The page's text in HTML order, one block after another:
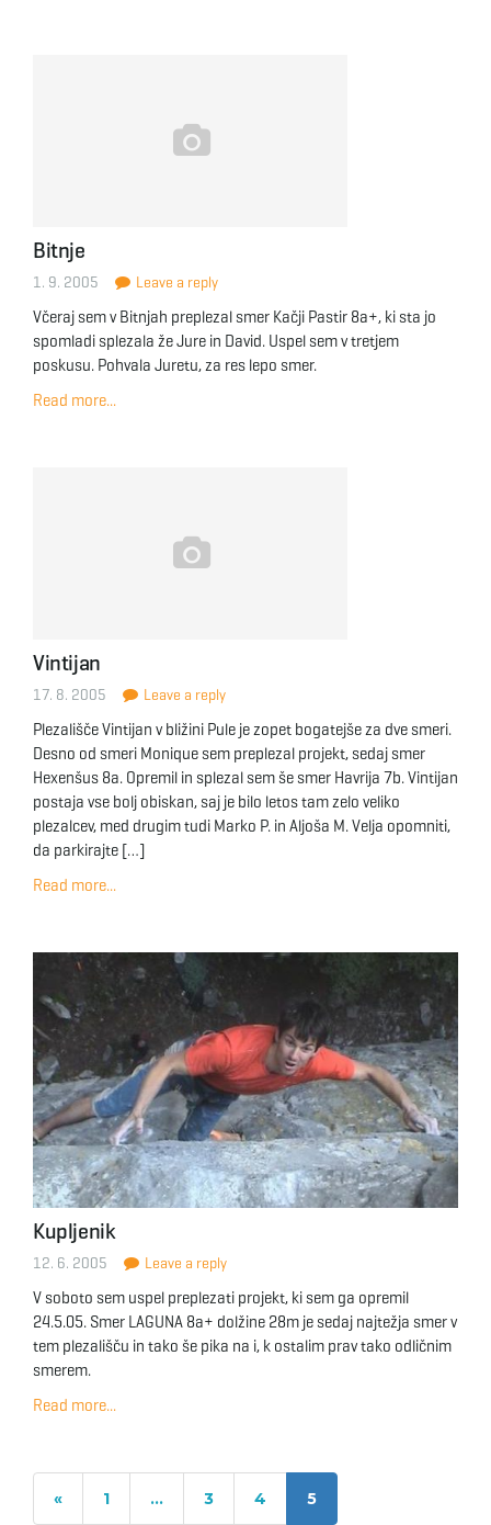
Bitnje
1. 9. 2005 Leave a reply
Včeraj sem v Bitnjah preplezal smer Kačji Pastir 8a+, ki sta jo
spomladi splezala že Jure in David. Uspel sem v tretjem
poskusu. Pohvala Juretu, za res lepo smer.
Read more...
Vintijan
17. 8. 2005 Leave a reply
Plezališče Vintijan v bližini Pule je zopet bogatejše za dve smeri.
Desno od smeri Monique sem preplezal projekt, sedaj smer
Hexenšus 8a. Opremil in splezal sem še smer Havrija 7b. Vintijan
postaja vse bolj obiskan, saj je bilo letos tam zelo veliko
plezalcev, med drugim tudi Marko P. in Aljoša M. Velja opomniti,
da parkirajte […]
Read more...
Kupljenik
12. 6. 2005 Leave a reply
V soboto sem uspel preplezati projekt, ki sem ga opremil
24.5.05. Smer LAGUNA 8a+ dolžine 28m je sedaj najtežja smer v
tem plezališču in tako še pika na i, k ostalim prav tako odličnim
smerem.
Read more...
« 1 … 3 4 5